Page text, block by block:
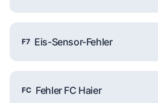
F7 Eis-Sensor-Fehler
FC Fehler FC Haier